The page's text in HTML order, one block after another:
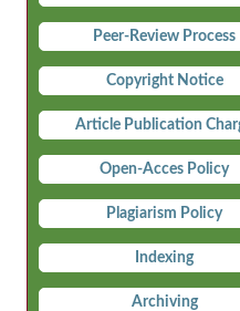
Peer-Review Process
Copyright Notice
Article Publication
Open-Acces Policy
Plagiarism Policy
Indexing
Archiving